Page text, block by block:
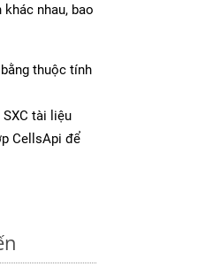
nhau, bao
thuộc tính
tài liệu
CellsApi để